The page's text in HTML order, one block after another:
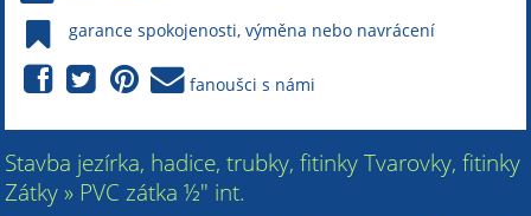
garance spokojenosti, výměna nebo navrácení
fanoušci s námi
Stavba jezírka, hadice, trubky, fitinky Tvarovky, fitinky
Zátky » PVC zátka ½" int.